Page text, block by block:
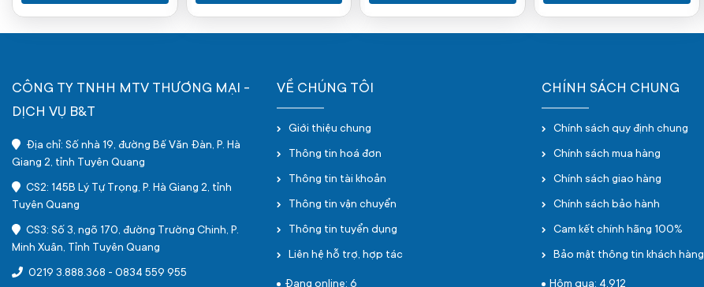
CÔNG TY TNHH MTV THƯƠNG MẠI -
DỊCH VỤ B&T
Địa chỉ: Số nhà 19, đường Bế Văn Đàn, P. Hà
Giang 2, tỉnh Tuyên Quang
CS2: 145B Lý Tự Trọng, P. Hà Giang 2, tỉnh
Tuyên Quang
CS3: Số 3, ngõ 170, đường Trường Chinh, P.
Minh Xuân, Tỉnh Tuyên Quang
0219 3.888.368 - 0834 559 955
VỀ CHÚNG TÔI
Giới thiệu chung
Thông tin hoá đơn
Thông tin tài khoản
Thông tin vận chuyển
Thông tin tuyển dụng
Liên hệ hỗ trợ, hợp tác
CHÍNH SÁCH CHUNG
Chính sách quy định chung
Chính sách mua hàng
Chính sách giao hàng
Chính sách bảo hành
Cam kết chính hãng 100%
Bảo mật thông tin khách hàng